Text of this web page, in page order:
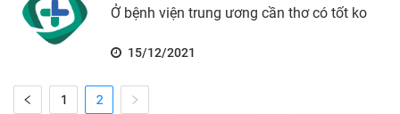
Ở bệnh viện trung ương cần thơ có tốt ko
15/12/2021
1 2